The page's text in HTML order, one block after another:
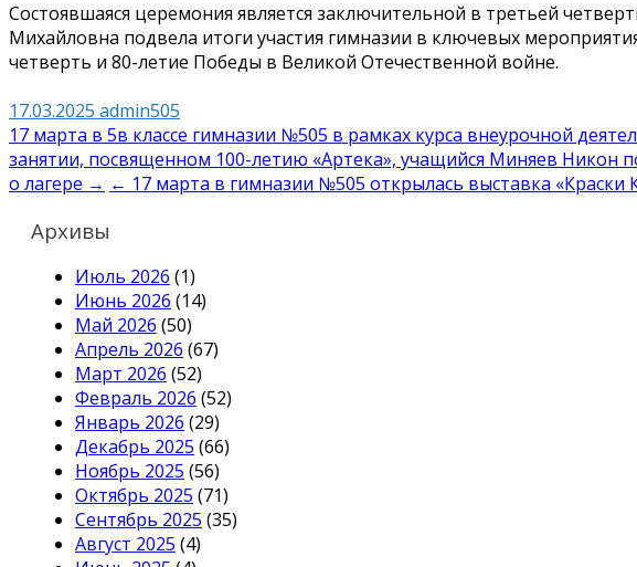
Состоявшаяся церемония является заключительной в третьей
Михайловна подвела итоги участия гимназии в ключевых
четверть и 80-летие Победы в Великой Отечественной войне.
17.03.2025 admin505
Навигация
по
записям
17 марта в 5в классе гимназии №505 в рамках курса внеурочной
занятии, посвященном 100-летию «Артека», учащийся Миняев Никон
о лагере → ← 17 марта в гимназии №505 открылась выставка «Краски
Архивы
Июль 2026 (1)
Июнь 2026 (14)
Май 2026 (50)
Апрель 2026 (67)
Март 2026 (52)
Февраль 2026 (52)
Январь 2026 (29)
Декабрь 2025 (66)
Ноябрь 2025 (56)
Октябрь 2025 (71)
Сентябрь 2025 (35)
Август 2025 (4)